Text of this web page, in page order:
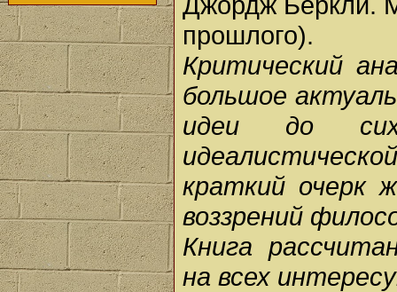
прошлого).
Критический
большое
идеи до сих
краткий очерк
воззрений
Книга
на всех